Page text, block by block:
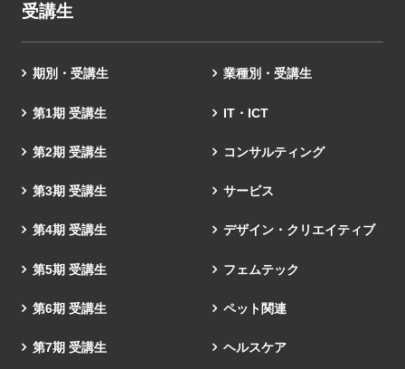
受講生
期別・受講生
第1期 受講生
第2期 受講生
第3期 受講生
第4期 受講生
第5期 受講生
第6期 受講生
第7期 受講生
業種別・受講生
IT・ICT
コンサルティング
サービス
デザイン・クリエイティブ
フェムテック
ペット関連
ヘルスケア